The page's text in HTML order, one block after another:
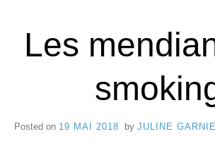
Les
Posted on 19 MAI 2018 by JULINE